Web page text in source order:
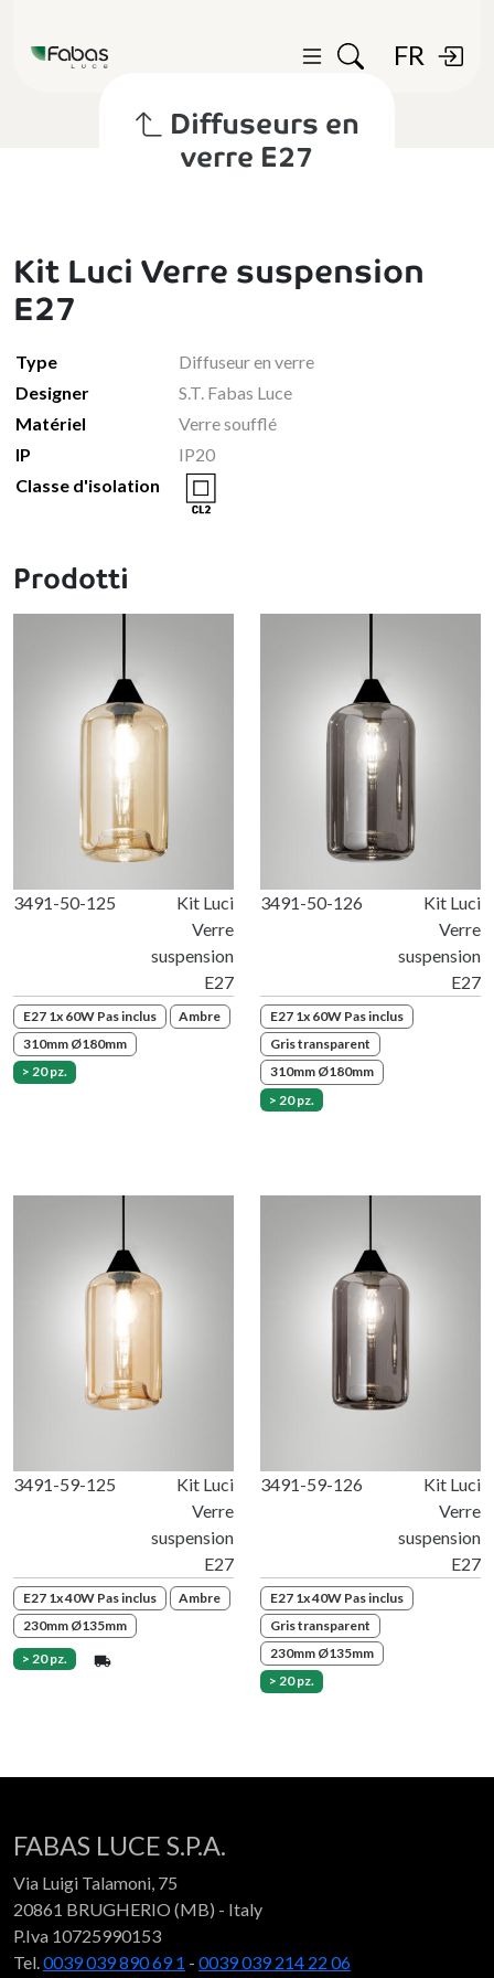
FR
Diffuseurs en
verre E27
Kit Luci Verre suspension
E27
Type
Diffuseur en verre
Designer
S.T. Fabas Luce
Matériel
Verre soufflé
IP
IP20
Classe d'isolation
Prodotti
3491-50-125
Kit Luci
Verre
suspension
E27
E27 1x 60W Pas inclus
Ambre
310mm Ø180mm
> 20 pz.
3491-50-126
Kit Luci
Verre
suspension
E27
E27 1x 60W Pas inclus
Gris transparent
310mm Ø180mm
> 20 pz.
3491-59-125
Kit Luci
Verre
suspension
E27
E27 1x 40W Pas inclus
Ambre
230mm Ø135mm
> 20 pz.
3491-59-126
Kit Luci
Verre
suspension
E27
E27 1x 40W Pas inclus
Gris transparent
230mm Ø135mm
> 20 pz.
FABAS LUCE S.P.A.
Via Luigi Talamoni, 75
20861 BRUGHERIO (MB) - Italy
P.Iva 10725990153
Tel. 0039 039 890 69 1 - 0039 039 214 22 06